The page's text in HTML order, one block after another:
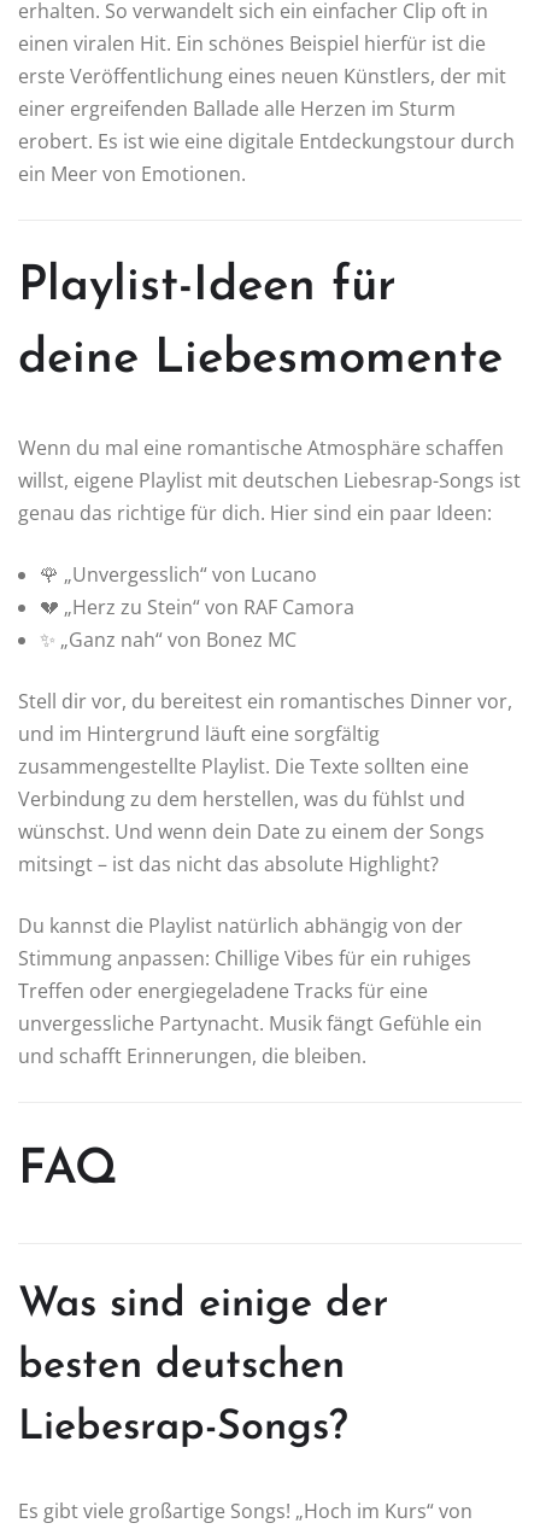
erhalten. So verwandelt sich ein einfacher Clip oft in
einen viralen Hit. Ein schönes Beispiel hierfür ist die
erste Veröffentlichung eines neuen Künstlers, der mit
einer ergreifenden Ballade alle Herzen im Sturm
erobert. Es ist wie eine digitale Entdeckungstour durch
ein Meer von Emotionen.
Playlist-Ideen für
deine Liebesmomente
Wenn du mal eine romantische Atmosphäre schaffen
willst, eigene Playlist mit deutschen Liebesrap-Songs ist
genau das richtige für dich. Hier sind ein paar Ideen:
🌹 „Unvergesslich“ von Lucano
💔 „Herz zu Stein“ von RAF Camora
✨ „Ganz nah“ von Bonez MC
Stell dir vor, du bereitest ein romantisches Dinner vor,
und im Hintergrund läuft eine sorgfältig
zusammengestellte Playlist. Die Texte sollten eine
Verbindung zu dem herstellen, was du fühlst und
wünschst. Und wenn dein Date zu einem der Songs
mitsingt – ist das nicht das absolute Highlight?
Du kannst die Playlist natürlich abhängig von der
Stimmung anpassen: Chillige Vibes für ein ruhiges
Treffen oder energiegeladene Tracks für eine
unvergessliche Partynacht. Musik fängt Gefühle ein
und schafft Erinnerungen, die bleiben.
FAQ
Was sind einige der
besten deutschen
Liebesrap-Songs?
Es gibt viele großartige Songs! „Hoch im Kurs“ von